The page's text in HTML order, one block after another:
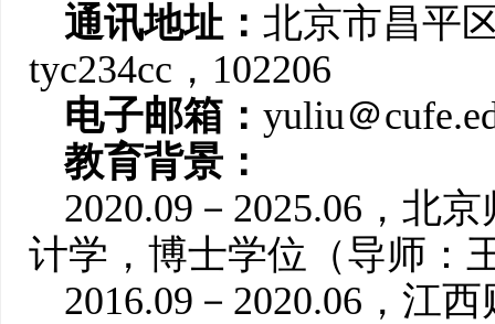
通讯地址： 北京市昌平
tyc234cc，102206
电子邮箱： yuliu＠
教育背景：
2020.09－2025.06，北
计学，博士学位（导师：
2016.09－2020.06，江